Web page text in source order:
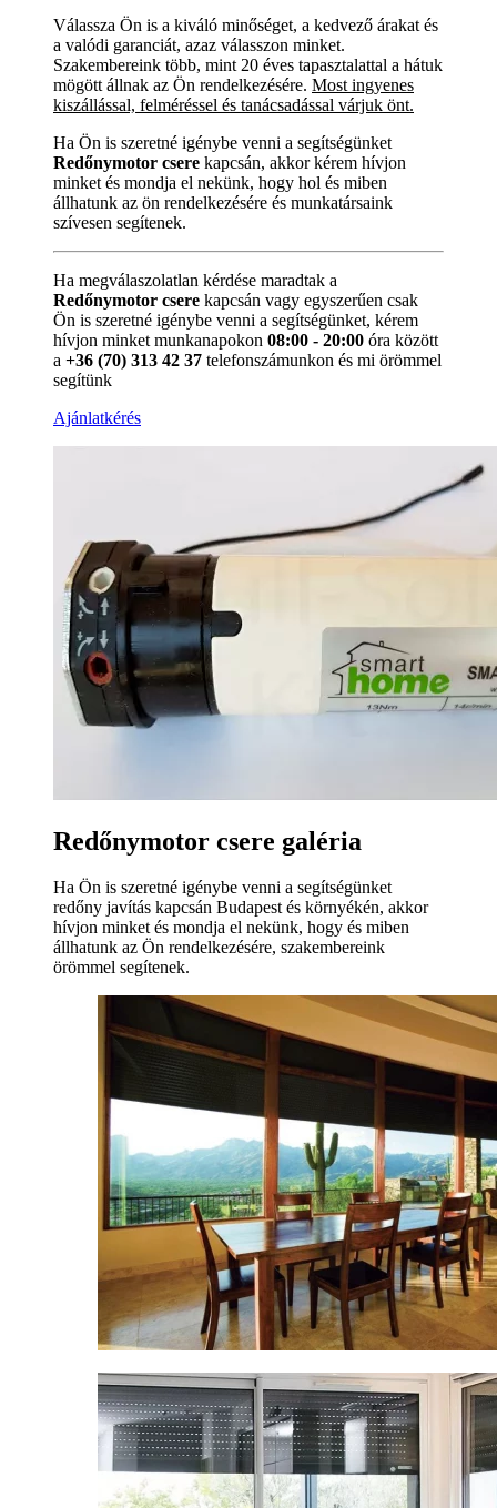
Válassza Ön is a kiváló minőséget, a kedvező árakat és
a valódi garanciát, azaz válasszon minket.
Szakembereink több, mint 20 éves tapasztalattal a hátuk
mögött állnak az Ön rendelkezésére. Most ingyenes
kiszállással, felméréssel és tanácsadással várjuk önt.
Ha Ön is szeretné igénybe venni a segítségünket
Redőnymotor csere kapcsán, akkor kérem hívjon
minket és mondja el nekünk, hogy hol és miben
állhatunk az ön rendelkezésére és munkatársaink
szívesen segítenek.
Ha megválaszolatlan kérdése maradtak a
Redőnymotor csere kapcsán vagy egyszerűen csak
Ön is szeretné igénybe venni a segítségünket, kérem
hívjon minket munkanapokon 08:00 - 20:00 óra között
a +36 (70) 313 42 37 telefonszámunkon és mi örömmel
segítünk
Ajánlatkérés
Redőnymotor csere galéria
Ha Ön is szeretné igénybe venni a segítségünket
redőny javítás kapcsán Budapest és környékén, akkor
hívjon minket és mondja el nekünk, hogy és miben
állhatunk az Ön rendelkezésére, szakembereink
örömmel segítenek.